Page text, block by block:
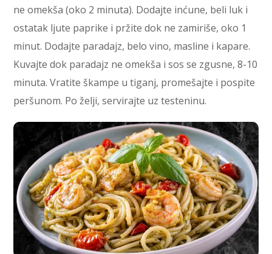
ne omekša (oko 2 minuta). Dodajte inćune, beli luk i
ostatak ljute paprike i pržite dok ne zamiriše, oko 1
minut. Dodajte paradajz, belo vino, masline i kapare.
Kuvajte dok paradajz ne omekša i sos se zgusne, 8-10
minuta. Vratite škampe u tiganj, promešajte i pospite
peršunom. Po želji, servirajte uz testeninu.